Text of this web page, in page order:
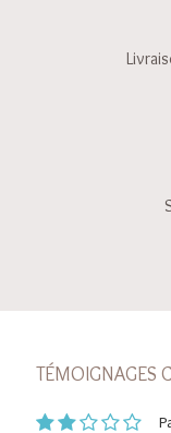
TÉMOIGNAGES